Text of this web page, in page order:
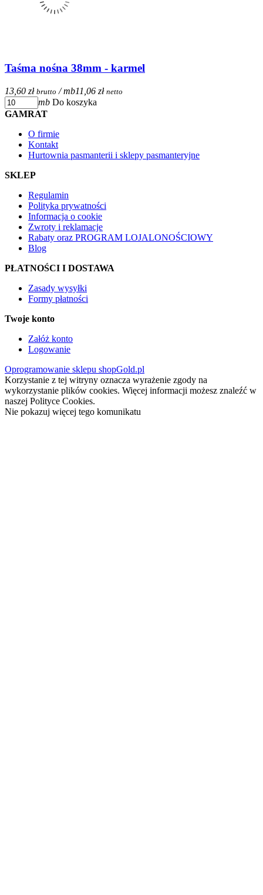
Taśma nośna 38mm - karmel
13,60 zł brutto / mb11,06 zł netto
mb Do koszyka
GAMRAT
O firmie
Kontakt
Hurtownia pasmanterii i sklepy pasmanteryjne
SKLEP
Regulamin
Polityka prywatności
Informacja o cookie
Zwroty i reklamacje
Rabaty oraz PROGRAM LOJALONOŚCIOWY
Blog
PŁATNOŚCI I DOSTAWA
Zasady wysyłki
Formy płatności
Twoje konto
Załóż konto
Logowanie
Oprogramowanie sklepu shopGold.pl
Korzystanie z tej witryny oznacza wyrażenie zgody na
wykorzystanie plików cookies. Więcej informacji możesz znaleźć w
naszej Polityce Cookies.
Nie pokazuj więcej tego komunikatu